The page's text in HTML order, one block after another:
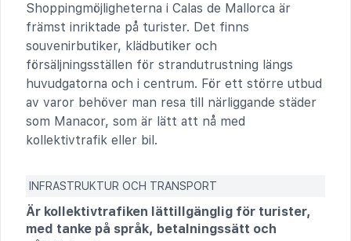
Shoppingmöjligheterna i Calas de Mallorca är
främst inriktade på turister. Det finns
souvenirbutiker, klädbutiker och
försäljningsställen för strandutrustning längs
huvudgatorna och i centrum. För ett större utbud
av varor behöver man resa till närliggande städer
som Manacor, som är lätt att nå med
kollektivtrafik eller bil.
INFRASTRUKTUR OCH TRANSPORT
Är kollektivtrafiken lättillgänglig för turister,
med tanke på språk, betalningssätt och